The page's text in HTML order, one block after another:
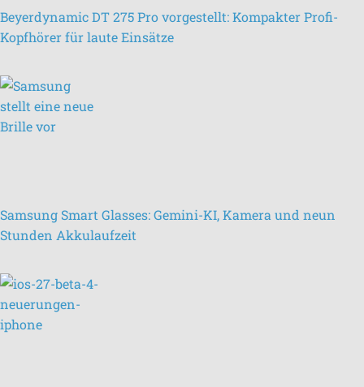
Beyerdynamic DT 275 Pro vorgestellt: Kompakter Profi-
Kopfhörer für laute Einsätze
Samsung Smart Glasses: Gemini-KI, Kamera und neun
Stunden Akkulaufzeit